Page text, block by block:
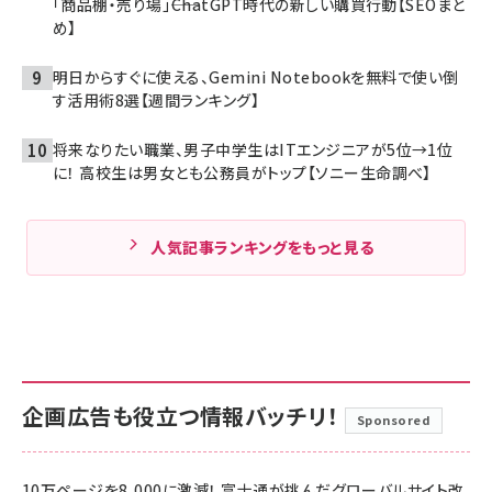
め】
明日からすぐに使える、Gemini Notebookを無料で使い倒
す活用術8選【週間ランキング】
将来なりたい職業、男子中学生はITエンジニアが5位→1位
に！ 高校生は男女とも公務員がトップ【ソニー生命調べ】
人気記事ランキングをもっと見る
企画広告も役立つ情報バッチリ！ Sponsored